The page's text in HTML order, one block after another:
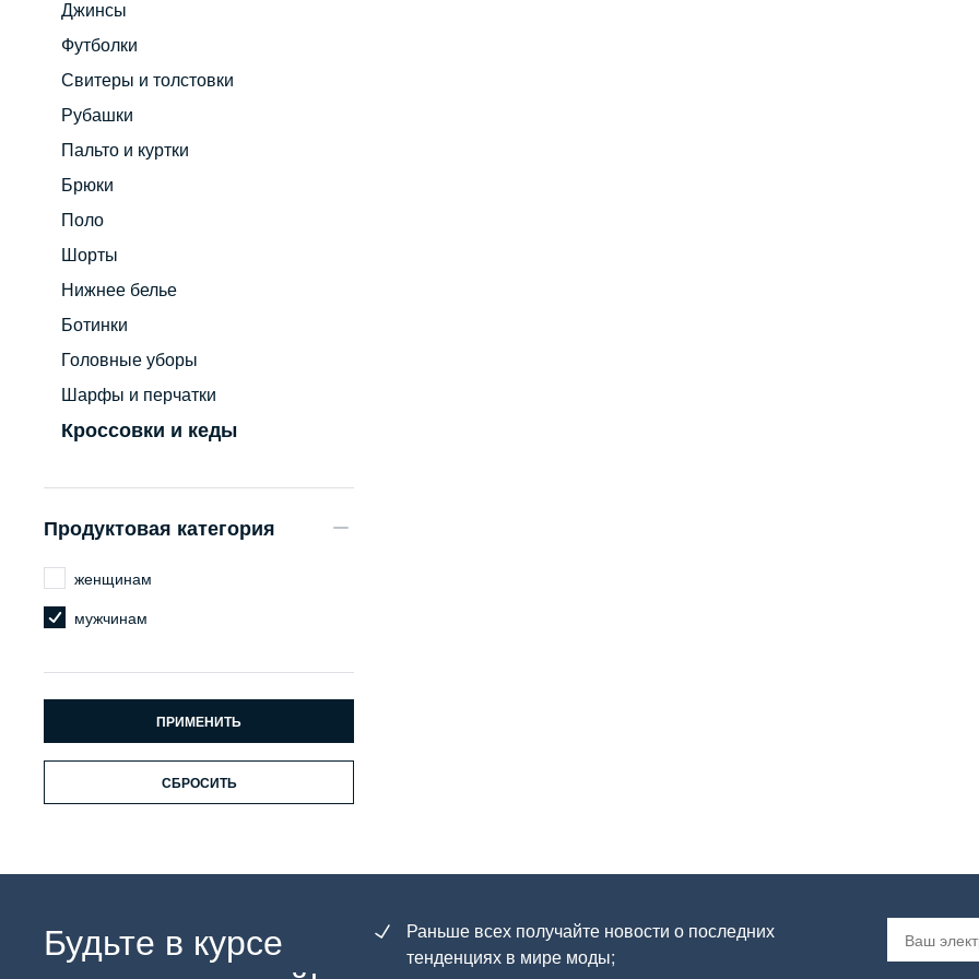
Джинсы
Футболки
Свитеры и толстовки
Рубашки
Пальто и куртки
Брюки
Поло
Шорты
Нижнее белье
Ботинки
Головные уборы
Шарфы и перчатки
Кроссовки и кеды
Продуктовая категория
женщинам
мужчинам
ПРИМЕНИТЬ
СБРОСИТЬ
Будьте в курсе
Раньше всех получайте новости о последних
тенденциях в мире моды;